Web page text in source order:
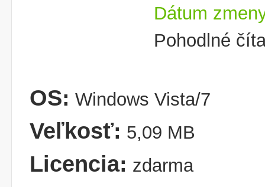
Dátum
Pohodlné
OS: Windows Vista/7
Veľkosť: 5,09 MB
Licencia: zdarma